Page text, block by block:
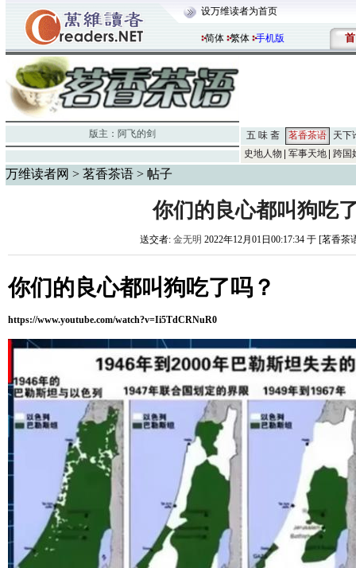
设万维读者为首页
简体 繁体 手机版 首
版主： 阿飞的剑 五 味 斋 茗香茶语
天下
史地人物
军事天地 跨国
万维读者网 > 茗香茶语 > 帖子
你们的良心都叫狗吃
送交者: 金无明 2022年12月01日00:17:34 于 [茗香茶
你们的良心都叫狗吃了吗？
https://www.youtube.com/watch?v=Ii5TdCRNuR0